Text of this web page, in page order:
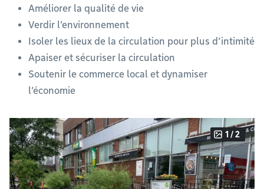
Améliorer la qualité de vie
Verdir l’environnement
Isoler les lieux de la circulation pour plus d’intimité
Apaiser et sécuriser la circulation
Soutenir le commerce local et dynamiser
l’économie
1 / 2